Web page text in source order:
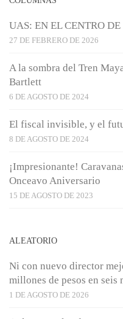
UAS: EN EL CENTRO
27 DE FEBRERO DE 2026
A la sombra del Tren
Bartlett
6 DE AGOSTO DE 2024
El fiscal invisible, y el
8 DE AGOSTO DE 2024
¡Impresionante!
Onceavo Aniversario
15 DE AGOSTO DE 2023
ALEATORIO
Ni con nuevo director
millones de pesos en seis
1 DE AGOSTO DE 2026